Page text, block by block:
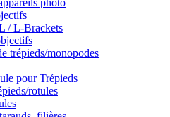
photo
/ L-Brackets
trépieds/monopodes
pour Trépieds
rotules